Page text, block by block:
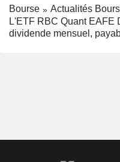
Bourse
Actualités
L'ETF RBC Quant EAFE
dividende mensuel,